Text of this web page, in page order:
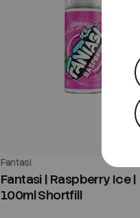
Fantasi
Fantasi | Raspberry Ice |
100ml Shortfill